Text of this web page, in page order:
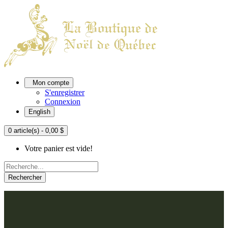
Mon compte
S'enregistrer
Connexion
English
0 article(s) - 0,00 $
Votre panier est vide!
Rechercher